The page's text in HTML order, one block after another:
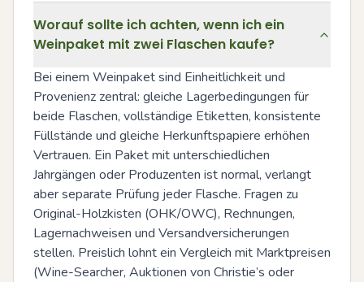
Worauf sollte ich achten, wenn ich ein
Weinpaket mit zwei Flaschen kaufe?
Bei einem Weinpaket sind Einheitlichkeit und
Provenienz zentral: gleiche Lagerbedingungen für
beide Flaschen, vollständige Etiketten, konsistente
Füllstände und gleiche Herkunftspapiere erhöhen
Vertrauen. Ein Paket mit unterschiedlichen
Jahrgängen oder Produzenten ist normal, verlangt
aber separate Prüfung jeder Flasche. Fragen zu
Original-Holzkisten (OHK/OWC), Rechnungen,
Lagernachweisen und Versandversicherungen
stellen. Preislich lohnt ein Vergleich mit Marktpreisen
(Wine-Searcher, Auktionen von Christie’s oder